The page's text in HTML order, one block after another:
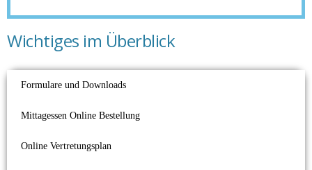
Wichtiges im Überblick
Formulare und Downloads
Mittagessen Online Bestellung
Online Vertretungsplan